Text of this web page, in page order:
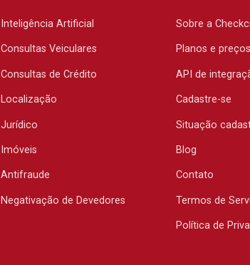
Inteligência Artificial
Consultas Veiculares
Consultas de Crédito
Localização
Jurídico
Imóveis
Antifraude
Negativação de Devedores
Sobre a
Planos e preços
API de
Cadastre-se
Situação
Blog
Contato
Termos de
Política de